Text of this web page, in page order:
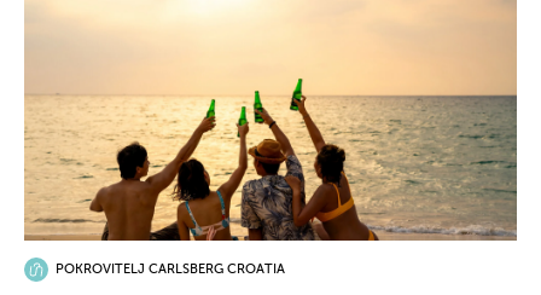
POKROVITELJ CARLSBERG CROATIA